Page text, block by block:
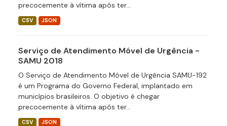
precocemente à vítima após ter...
CSV JSON
Serviço de Atendimento Móvel de Urgência -
SAMU 2018
O Serviço de Atendimento Móvel de Urgência SAMU-192
é um Programa do Governo Federal, implantado em
municípios brasileiros. O objetivo é chegar
precocemente à vítima após ter...
CSV JSON